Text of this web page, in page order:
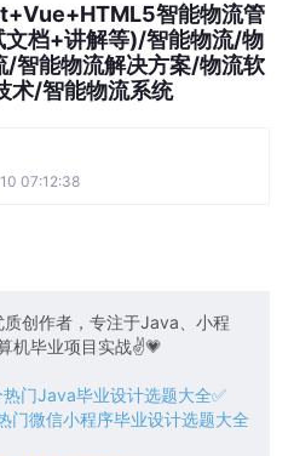
智能物流管
档+讲解等)/智能物流/物
智能物流解决方案/物流软
术/智能物流系统
07:12:38
创作者，专注于Java、小程
机毕业项目实战✌💗
门Java毕业设计选题大全✅
微信小程序毕业设计选题大全